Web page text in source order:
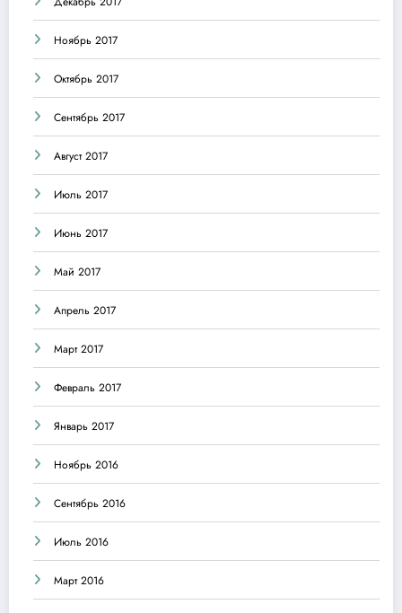
Ноябрь 2017
Октябрь 2017
Сентябрь 2017
Август 2017
Июль 2017
Июнь 2017
Май 2017
Апрель 2017
Март 2017
Февраль 2017
Январь 2017
Ноябрь 2016
Сентябрь 2016
Июль 2016
Март 2016